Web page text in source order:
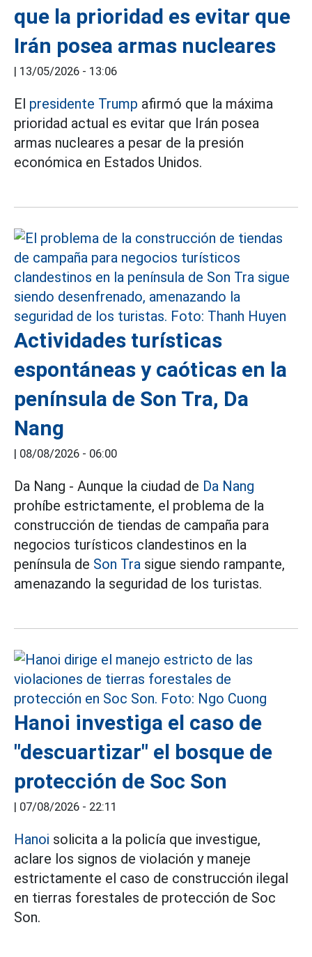
que la prioridad es evitar que
Irán posea armas nucleares
| 13/05/2026 - 13:06
El presidente Trump afirmó que la máxima
prioridad actual es evitar que Irán posea
armas nucleares a pesar de la presión
económica en Estados Unidos.
Actividades turísticas
espontáneas y caóticas en la
península de Son Tra, Da
Nang
| 08/08/2026 - 06:00
Da Nang - Aunque la ciudad de Da Nang
prohíbe estrictamente, el problema de la
construcción de tiendas de campaña para
negocios turísticos clandestinos en la
península de Son Tra sigue siendo rampante,
amenazando la seguridad de los turistas.
Hanoi investiga el caso de
"descuartizar" el bosque de
protección de Soc Son
| 07/08/2026 - 22:11
Hanoi solicita a la policía que investigue,
aclare los signos de violación y maneje
estrictamente el caso de construcción ilegal
en tierras forestales de protección de Soc
Son.